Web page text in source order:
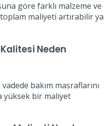
göre farklı malzeme ve
maliyeti artırabilir ya
Neden
bakım masraflarını
yüksek bir maliyet